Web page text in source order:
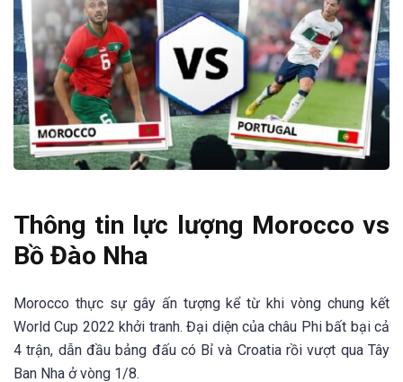
Thông tin lực lượng Morocco vs
Bồ Đào Nha
Morocco thực sự gây ấn tượng kể từ khi vòng chung kết
World Cup 2022 khởi tranh. Đại diện của châu Phi bất bại cả
4 trận, dẫn đầu bảng đấu có Bỉ và Croatia rồi vượt qua Tây
Ban Nha ở vòng 1/8.